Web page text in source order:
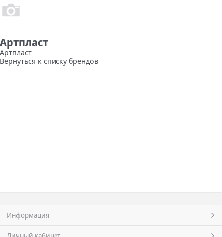
Артпласт
Артпласт
Вернуться к списку брендов
Информация